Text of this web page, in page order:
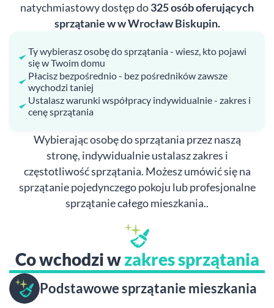
natychmiastowy dostęp do325 osób oferujących
sprzątanie w w Wrocław Biskupin.
Ty wybierasz osobę do sprzątania - wiesz, kto pojawi
się w Twoim domu
Płacisz bezpośrednio - bez pośredników zawsze
wychodzi taniej
Ustalasz warunki współpracy indywidualnie - zakres i
cenę sprzątania
Wybierając osobę do sprzątania przez naszą
stronę, indywidualnie ustalasz zakres i
częstotliwość sprzątania. Możesz umówić się na
sprzątanie pojedynczego pokoju lub profesjonalne
sprzątanie całego mieszkania..
Co wchodzi wzakres sprzątania
Podstawowe sprzątanie mieszkania